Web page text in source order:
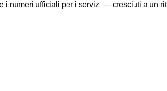
i numeri ufficiali per i servizi — cresciuti a un